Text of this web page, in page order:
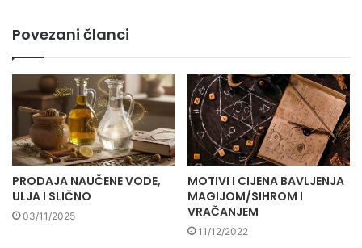
Povezani članci
PRODAJA NAUČENE VODE,
ULJA I SLIČNO
03/11/2025
MOTIVI I CIJENA BAVLJENJA
MAGIJOM/SIHROM I
VRAČANJEM
11/12/2022